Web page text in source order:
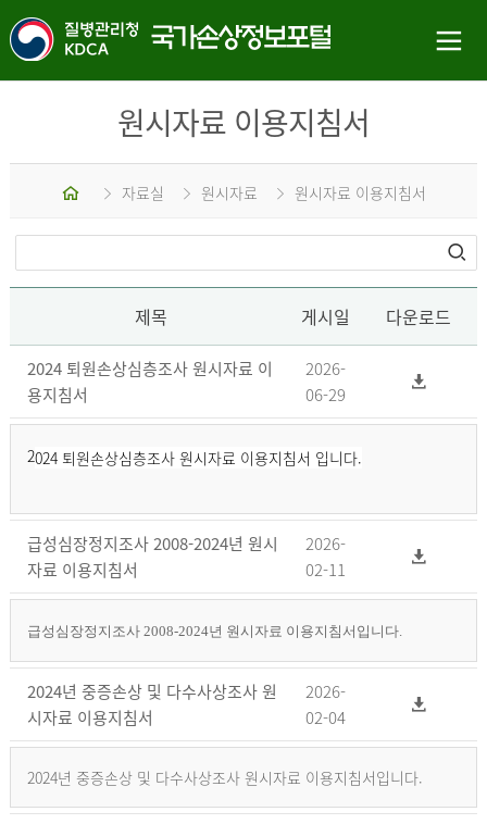
원시자료 이용지침서
홈 자료실 원시자료 원시자료 이용지침서
제목 게시일 다운로드
2024 퇴원손상심층조사 원시자료 이
용지침서
2026-
06-29
2024 퇴원손상심층조사 원시자료 이용지침서 입니다.
급성심장정지조사 2008-2024년 원시
자료 이용지침서
2026-
02-11
급성심장정지조사 2008-2024년 원시자료 이용지침서입니다.
2024년 중증손상 및 다수사상조사 원
시자료 이용지침서
2026-
02-04
2024년 중증손상 및 다수사상조사 원시자료 이용지침서입니다.